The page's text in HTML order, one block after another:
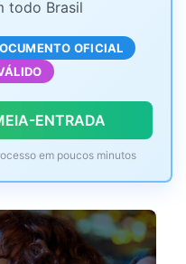
todo Brasil
OFICIAL
ENTRADA
em poucos minutos